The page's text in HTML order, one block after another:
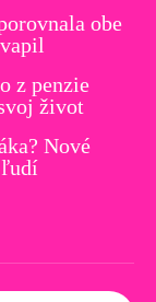
obe
z penzie
život
Nové
ľudí